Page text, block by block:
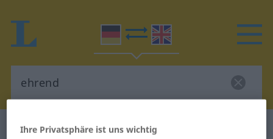
Deutsch-Englisch Wörterbuch
Ihre Privatsphäre ist uns wichtig